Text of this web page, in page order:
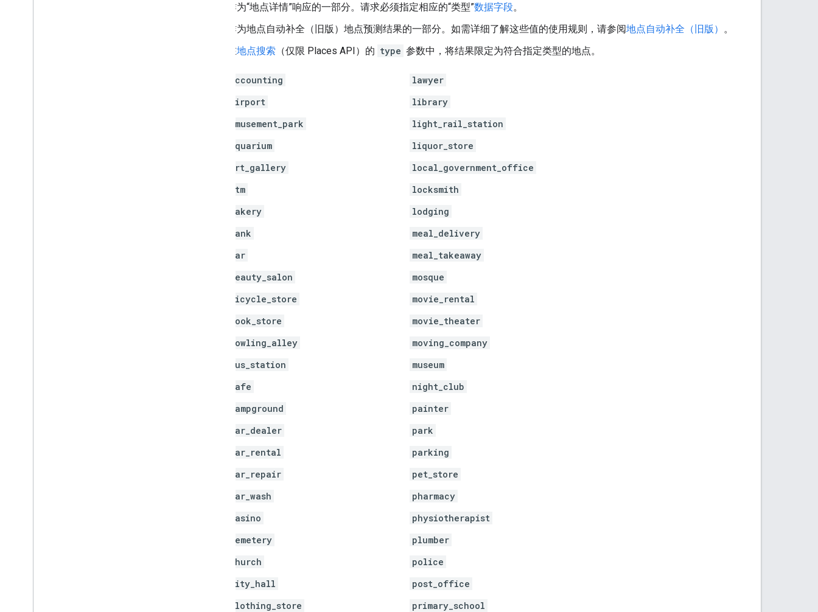
作为“地点详情”响应的一部分。请求必须指定相应的“类型”数据字段。
作为地点自动补全（旧版）地点预测结果的一部分。如需详细了解这些值的使用规则，请参阅地点自动补全（旧版） 。
在地点搜索 （仅限 Places API）的 type 参数中，将结果限定为符合指定类型的地点。
accounting
airport
amusement_park
aquarium
art_gallery
atm
bakery
bank
bar
beauty_salon
bicycle_store
book_store
bowling_alley
bus_station
cafe
campground
car_dealer
car_rental
car_repair
car_wash
casino
cemetery
church
city_hall
clothing_store
lawyer
library
light_rail_station
liquor_store
local_government_office
locksmith
lodging
meal_delivery
meal_takeaway
mosque
movie_rental
movie_theater
moving_company
museum
night_club
painter
park
parking
pet_store
pharmacy
physiotherapist
plumber
police
post_office
primary_school